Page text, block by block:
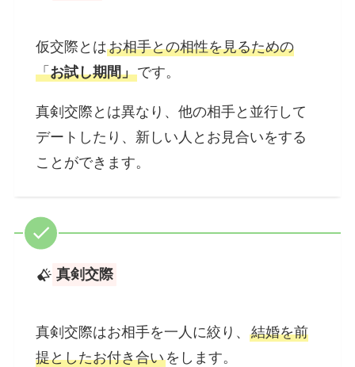
仮交際とはお相手との相性を見るための
「お試し期間」です。
真剣交際とは異なり、他の相手と並行して
デートしたり、新しい人とお見合いをする
ことができます。
真剣交際
真剣交際はお相手を一人に絞り、 結婚を前
提としたお付き合いをします。